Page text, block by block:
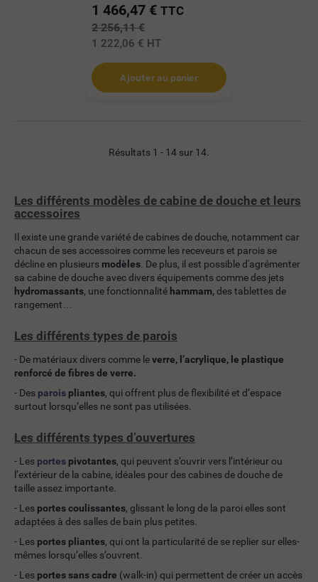
1 466,47 € TTC
2 256,11 €
1 222,06 € HT
Ajouter au panier
Résultats 1 - 14 sur 14.
Les différents modèles de cabine de douche et leurs
accessoires
Il existe une grande variété de cabines de douche, notamment car
chacun de ses accessoires comme les receveurs et parois se
décline en plusieurs modèles. De plus, il est possible d'agrémenter
sa cabine de douche avec divers équipements comme des jets
hydromassants, une fonctionnalité hammam, des tablettes de
rangement…
Les différents types de parois
- De matériaux divers comme leverre, l’acrylique, le plastique
renforcé de fibres de verre.
- Des parois pliantes, qui offrent plus de flexibilité et d’espace
surtout lorsqu’elles ne sont pas utilisées.
Les différents types d’ouvertures
- Les portes pivotantes, qui peuvent s’ouvrir vers l’intérieur ou
l’extérieur de la cabine, idéales pour des cabines de douche de
taille assez importante.
- Les portes coulissantes, glissant le long de la paroi elles sont
adaptées à des salles de bain plus petites.
- Les portes pliantes, qui ont la particularité de se replier sur elles-
mêmes lorsqu’elles s’ouvrent.
- Les portes sans cadre (walk-in) qui permettent de créer un accès